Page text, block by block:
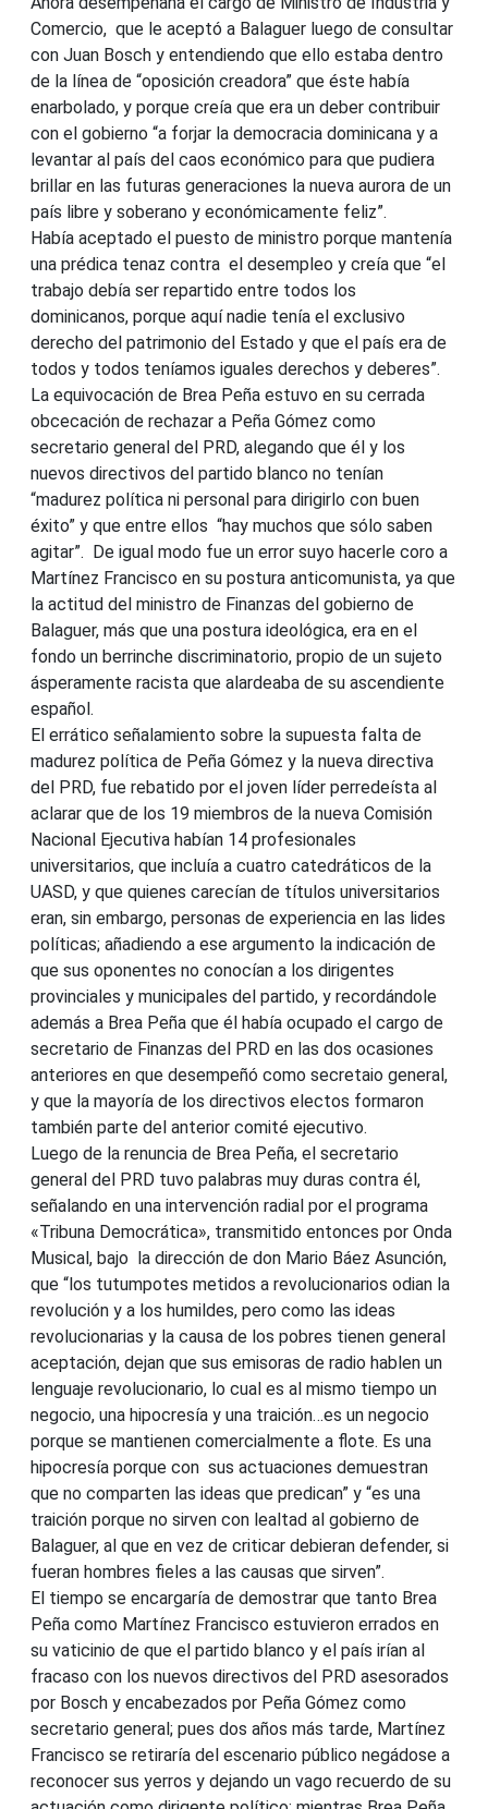
Comercio, que le aceptó a Balaguer luego de consultar
con Juan Bosch y entendiendo que ello estaba dentro
de la línea de “oposición creadora” que éste había
enarbolado, y porque creía que era un deber contribuir
con el gobierno “a forjar la democracia dominicana y a
levantar al país del caos económico para que pudiera
brillar en las futuras generaciones la nueva aurora de un
país libre y soberano y económicamente feliz”.
Había aceptado el puesto de ministro porque mantenía
una prédica tenaz contra el desempleo y creía que “el
trabajo debía ser repartido entre todos los
dominicanos, porque aquí nadie tenía el exclusivo
derecho del patrimonio del Estado y que el país era de
todos y todos teníamos iguales derechos y deberes”.
La equivocación de Brea Peña estuvo en su cerrada
obcecación de rechazar a Peña Gómez como
secretario general del PRD, alegando que él y los
nuevos directivos del partido blanco no tenían
“madurez política ni personal para dirigirlo con buen
éxito” y que entre ellos “hay muchos que sólo saben
agitar”. De igual modo fue un error suyo hacerle coro a
Martínez Francisco en su postura anticomunista, ya que
la actitud del ministro de Finanzas del gobierno de
Balaguer, más que una postura ideológica, era en el
fondo un berrinche discriminatorio, propio de un sujeto
ásperamente racista que alardeaba de su ascendiente
español.
El errático señalamiento sobre la supuesta falta de
madurez política de Peña Gómez y la nueva directiva
del PRD, fue rebatido por el joven líder perredeísta al
aclarar que de los 19 miembros de la nueva Comisión
Nacional Ejecutiva habían 14 profesionales
universitarios, que incluía a cuatro catedráticos de la
UASD, y que quienes carecían de títulos universitarios
eran, sin embargo, personas de experiencia en las lides
políticas; añadiendo a ese argumento la indicación de
que sus oponentes no conocían a los dirigentes
provinciales y municipales del partido, y recordándole
además a Brea Peña que él había ocupado el cargo de
secretario de Finanzas del PRD en las dos ocasiones
anteriores en que desempeñó como secretaio general,
y que la mayoría de los directivos electos formaron
también parte del anterior comité ejecutivo.
Luego de la renuncia de Brea Peña, el secretario
general del PRD tuvo palabras muy duras contra él,
señalando en una intervención radial por el programa
«Tribuna Democrática», transmitido entonces por Onda
Musical, bajo la dirección de don Mario Báez Asunción,
que “los tutumpotes metidos a revolucionarios odian la
revolución y a los humildes, pero como las ideas
revolucionarias y la causa de los pobres tienen general
aceptación, dejan que sus emisoras de radio hablen un
lenguaje revolucionario, lo cual es al mismo tiempo un
negocio, una hipocresía y una traición…es un negocio
porque se mantienen comercialmente a flote. Es una
hipocresía porque con sus actuaciones demuestran
que no comparten las ideas que predican” y “es una
traición porque no sirven con lealtad al gobierno de
Balaguer, al que en vez de criticar debieran defender, si
fueran hombres fieles a las causas que sirven”.
El tiempo se encargaría de demostrar que tanto Brea
Peña como Martínez Francisco estuvieron errados en
su vaticinio de que el partido blanco y el país irían al
fracaso con los nuevos directivos del PRD asesorados
por Bosch y encabezados por Peña Gómez como
secretario general; pues dos años más tarde, Martínez
Francisco se retiraría del escenario público negádose a
reconocer sus yerros y dejando un vago recuerdo de su